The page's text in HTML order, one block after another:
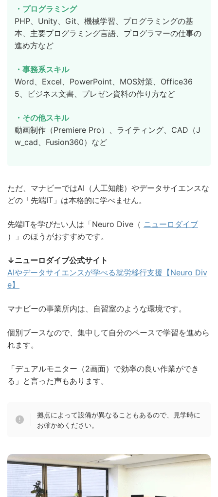
・プログラミング
PHP、Unity、Git、機械学習、プログラミングの基
本、主要プログラミング言語、プログラマーの仕事の
進め方など
・事務系スキル
Word、Excel、PowerPoint、MOS対策、Office36
5、ビジネス文書、プレゼン資料の作り方など
・その他スキル
動画制作（Premiere Pro）、ライティング、CAD（J
w_cad、Fusion360）など
ただ、マナビーではAI（人工知能）やデータサイエンスな
どの「先端IT」は本格的に学べません。
先端ITを学びたい人は「Neuro Dive（ ニューロダイブ
）」のほうがおすすめです。
↓ニューロダイブ公式サイト
AIやデータサイエンスが学べる就労移行支援【Neuro Div
e】
マナビーの事業所内は、自習室のような環境です。
個別ブースなので、集中して自分のペースで学習を進めら
れます。
「デュアルモニター（2画面）で効率の良い作業ができ
る」と言った声もあります。
拠点によって設備が異なることもあるので、見学時に
お確かめください。